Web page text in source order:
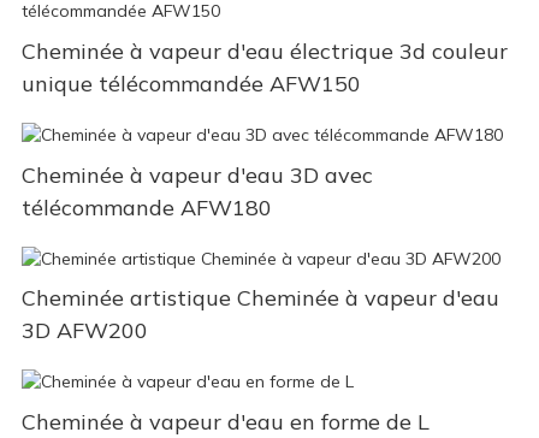
Cheminée à vapeur d'eau électrique 3d couleur
unique télécommandée AFW150
Cheminée à vapeur d'eau 3D avec
télécommande AFW180
Cheminée artistique Cheminée à vapeur d'eau
3D AFW200
Cheminée à vapeur d'eau en forme de L